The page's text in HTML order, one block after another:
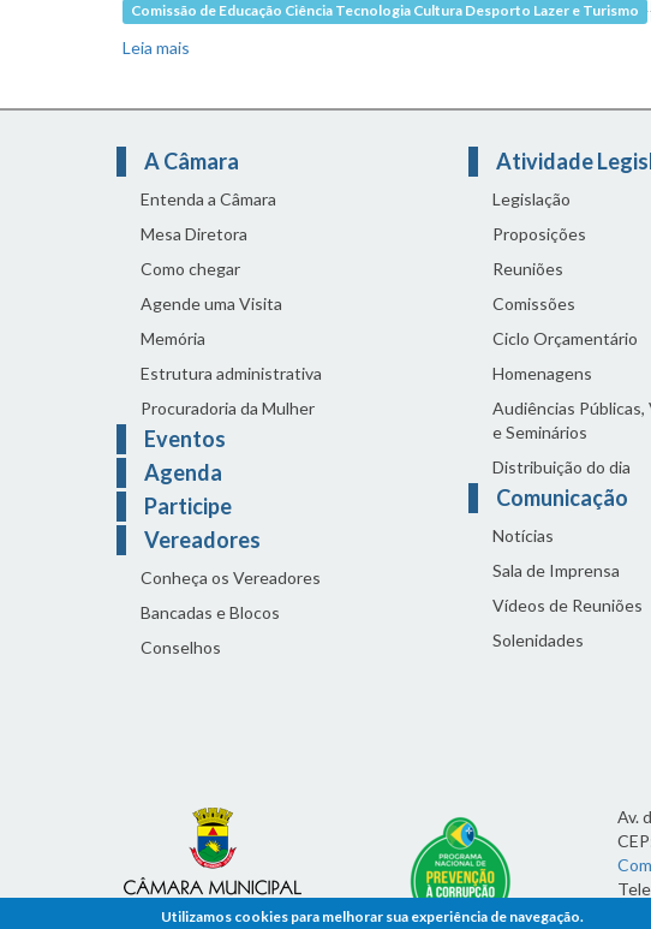
Comissão de Educação Ciência Tecnologia Cultura Desporto Lazer e Turismo
Leia mais
A Câmara
Entenda a Câmara
Mesa Diretora
Como chegar
Agende uma Visita
Memória
Estrutura administrativa
Procuradoria da Mulher
Eventos
Agenda
Participe
Vereadores
Conheça os Vereadores
Bancadas e Blocos
Conselhos
Atividade
Legislação
Proposições
Reuniões
Comissões
Ciclo Orçamentário
Homenagens
Audiências
e Seminários
Distribuição do dia
Comunicação
Notícias
Sala de Imprensa
Vídeos de Reuniões
Solenidades
Av.
Utilizamos cookies para melhorar sua experiência de navegação.